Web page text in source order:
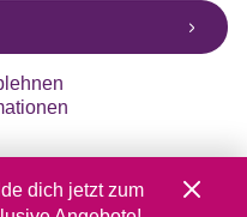
dich jetzt zum